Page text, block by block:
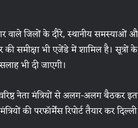
वाले जिलों के दौरे, स्थानीय समस्याओं
समीक्षा भी एजेंडे में शामिल है। सूत्रों के
भी दी जाएगी।
नेता मंत्रियों से अलग-अलग बैठकर
की परफॉर्मेंस रिपोर्ट तैयार कर